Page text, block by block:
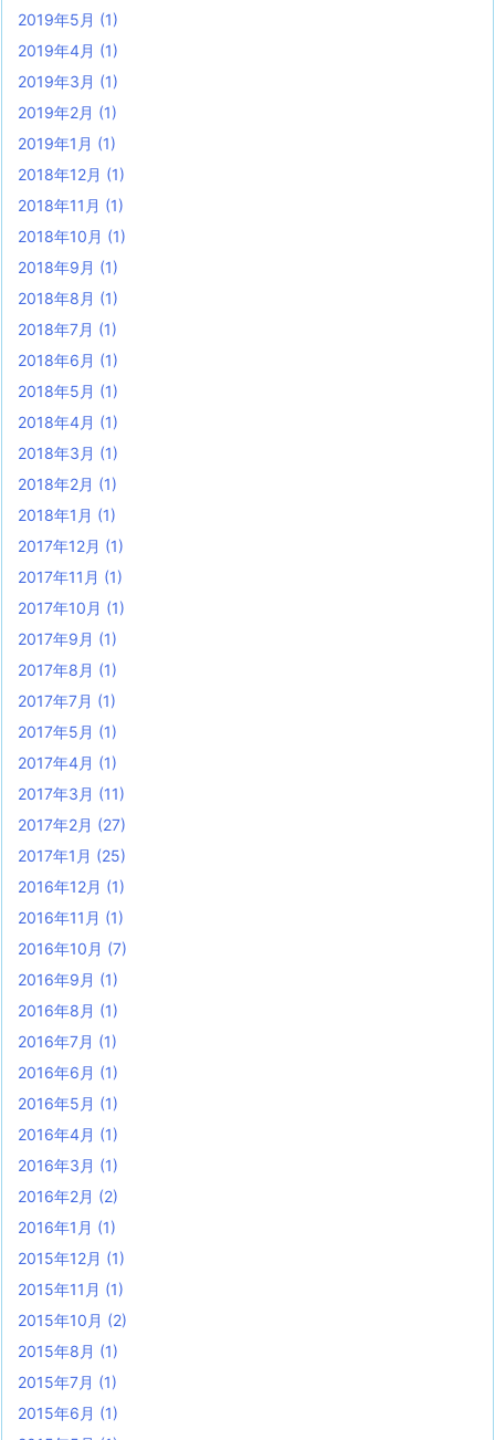
2019年5月 (1)
2019年4月 (1)
2019年3月 (1)
2019年2月 (1)
2019年1月 (1)
2018年12月 (1)
2018年11月 (1)
2018年10月 (1)
2018年9月 (1)
2018年8月 (1)
2018年7月 (1)
2018年6月 (1)
2018年5月 (1)
2018年4月 (1)
2018年3月 (1)
2018年2月 (1)
2018年1月 (1)
2017年12月 (1)
2017年11月 (1)
2017年10月 (1)
2017年9月 (1)
2017年8月 (1)
2017年7月 (1)
2017年5月 (1)
2017年4月 (1)
2017年3月 (11)
2017年2月 (27)
2017年1月 (25)
2016年12月 (1)
2016年11月 (1)
2016年10月 (7)
2016年9月 (1)
2016年8月 (1)
2016年7月 (1)
2016年6月 (1)
2016年5月 (1)
2016年4月 (1)
2016年3月 (1)
2016年2月 (2)
2016年1月 (1)
2015年12月 (1)
2015年11月 (1)
2015年10月 (2)
2015年8月 (1)
2015年7月 (1)
2015年6月 (1)